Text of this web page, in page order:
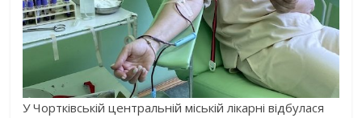
У Чортківській центральній міській лікарні відбулася